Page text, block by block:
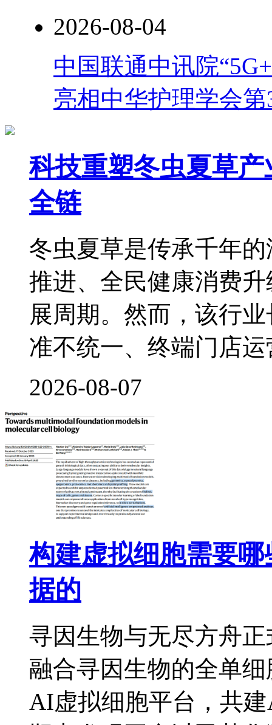
2026-08-04
中国联通中讯院
亮相中华护理学会
科技重塑冬虫夏草
全链
冬虫夏草是传承千年
推进、全民健康消费
展周期。然而，该行
准不统一、终端门店运
2026-08-07
构建虚拟细胞需要
据的
寻因生物与无尽方舟
融合寻因生物的全单
AI虚拟细胞平台，共